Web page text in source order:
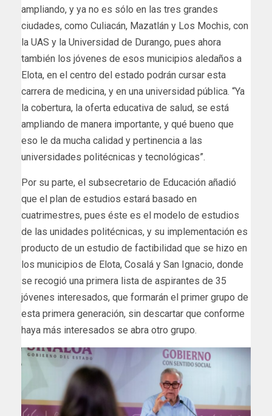
ampliando, y ya no es sólo en las tres grandes
ciudades, como Culiacán, Mazatlán y Los Mochis, con
la UAS y la Universidad de Durango, pues ahora
también los jóvenes de esos municipios aledaños a
Elota, en el centro del estado podrán cursar esta
carrera de medicina, y en una universidad pública. “Ya
la cobertura, la oferta educativa de salud, se está
ampliando de manera importante, y qué bueno que
eso le da mucha calidad y pertinencia a las
universidades politécnicas y tecnológicas”.
Por su parte, el subsecretario de Educación añadió
que el plan de estudios estará basado en
cuatrimestres, pues éste es el modelo de estudios
de las unidades politécnicas, y su implementación es
producto de un estudio de factibilidad que se hizo en
los municipios de Elota, Cosalá y San Ignacio, donde
se recogió una primera lista de aspirantes de 35
jóvenes interesados, que formarán el primer grupo de
esta primera generación, sin descartar que conforme
haya más interesados se abra otro grupo.